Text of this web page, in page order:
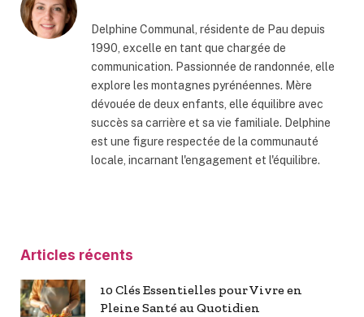
Delphine Communal, résidente de Pau depuis
1990, excelle en tant que chargée de
communication. Passionnée de randonnée, elle
explore les montagnes pyrénéennes. Mère
dévouée de deux enfants, elle équilibre avec
succès sa carrière et sa vie familiale. Delphine
est une figure respectée de la communauté
locale, incarnant l'engagement et l'équilibre.
Articles récents
10 Clés Essentielles pour Vivre en
Pleine Santé au Quotidien